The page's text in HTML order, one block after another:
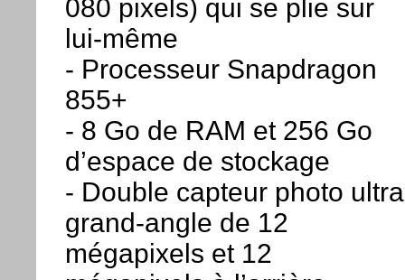
080 pixels) qui se plie sur
lui-même
- Processeur Snapdragon
855+
- 8 Go de RAM et 256 Go
d’espace de stockage
- Double capteur photo ultra
grand-angle de 12
mégapixels et 12